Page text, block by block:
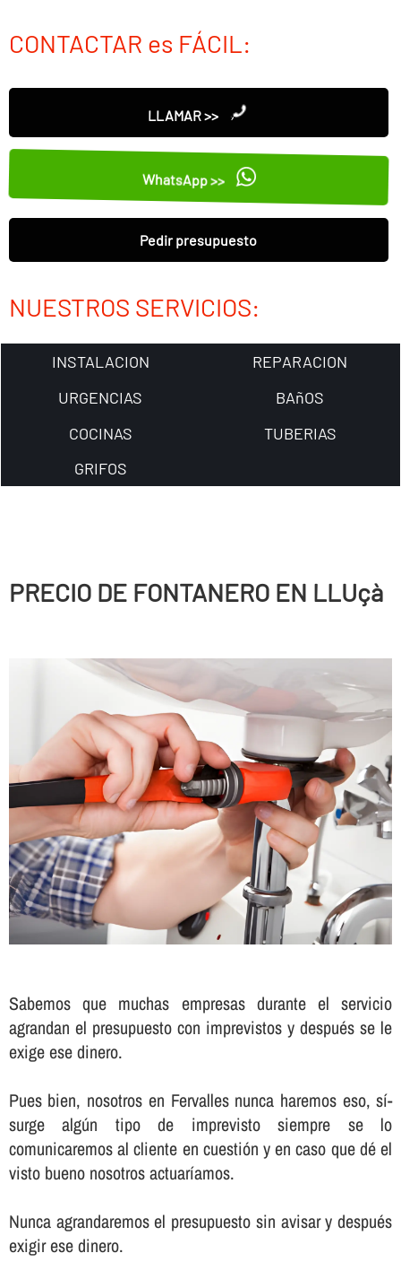
CONTACTAR es FÁCIL:
LLAMAR >>
WhatsApp >>
Pedir presupuesto
NUESTROS SERVICIOS:
INSTALACION
REPARACION
URGENCIAS
BAñOS
COCINAS
TUBERIAS
GRIFOS
PRECIO DE FONTANERO EN LLUçà
Sabemos que muchas empresas durante el servicio
agrandan el presupuesto con imprevistos y después se le
exige ese dinero.
Pues bien, nosotros en Fervalles nunca haremos eso, sí­
surge algún tipo de imprevisto siempre se lo
comunicaremos al cliente en cuestión y en caso que dé el
visto bueno nosotros actuarí­amos.
Nunca agrandaremos el presupuesto sin avisar y después
exigir ese dinero.